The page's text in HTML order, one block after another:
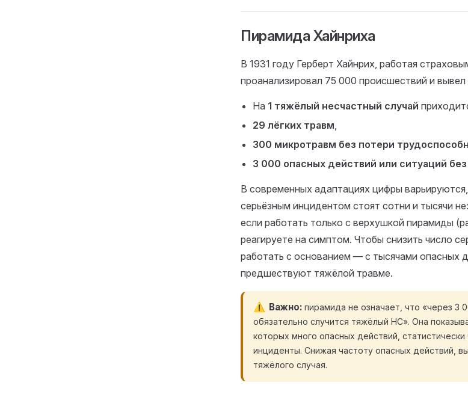
Пирамида Хайнриха
В 1931 году Герберт Хайнрих, работая
проанализировал 75 000 происшествий и вывел
На 1 тяжёлый несчастный случай
29 лёгких травм,
300 микротравм без потери
3 000 опасных действий или ситуаций
В современных адаптациях цифры
серьёзным инцидентом стоят сотни и тысячи
если работать только с верхушкой пирамиды
реагируете на симптом. Чтобы снизить число
работать с основанием — с тысячами опасных
предшествуют тяжёлой травме.
Важно пирамида не означает, что «через 3
обязательно случится тяжёлый НС». Она
которых много опасных действий,
инциденты. Снижая частоту опасных действий,
тяжёлого случая.